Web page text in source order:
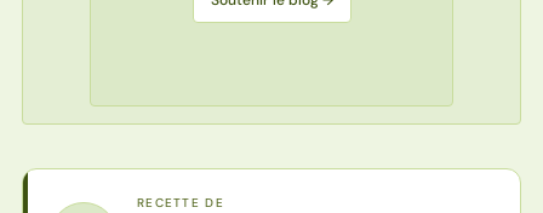
RECETTE DE